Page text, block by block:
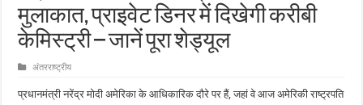
मुलाकात, प्राइवेट डिनर में दिखेगी करीबी
केमिस्ट्री – जानें पूरा शेड्यूल
अंतरराष्ट्रीय
प्रधानमंत्री नरेंद्र मोदी अमेरिका के आधिकारिक दौरे पर हैं, जहां वे आज अमेरिकी राष्ट्रपति